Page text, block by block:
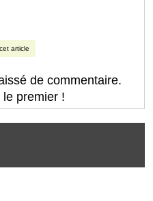
article
de commentaire.
premier !